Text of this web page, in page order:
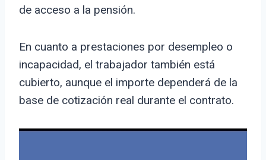
de acceso a la pensión.
En cuanto a prestaciones por desempleo o
incapacidad, el trabajador también está
cubierto, aunque el importe dependerá de la
base de cotización real durante el contrato.